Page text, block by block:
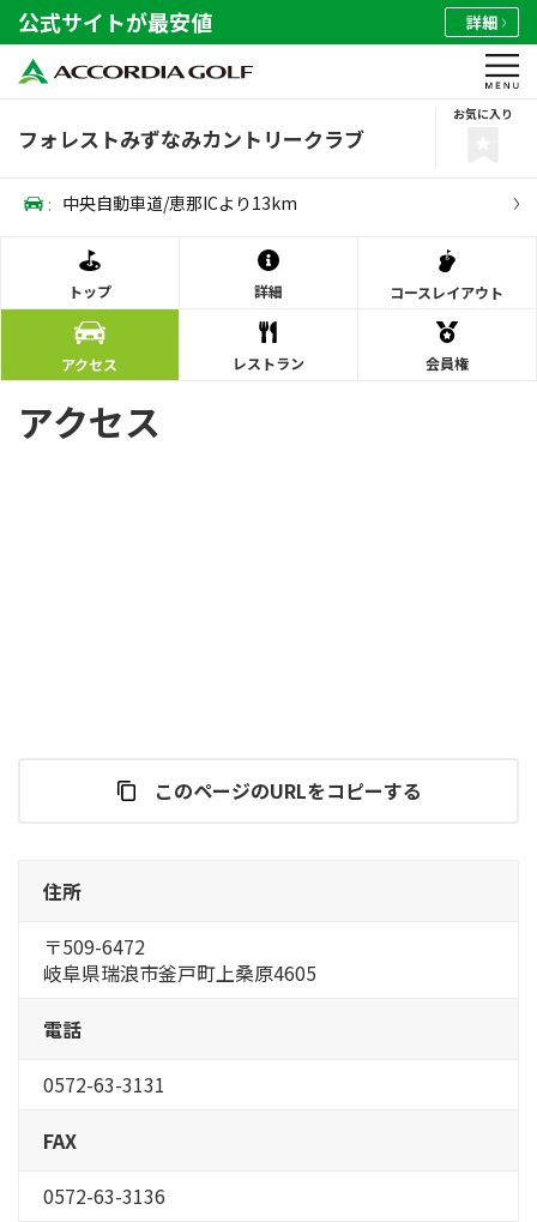
公式サイトが最安値 詳細
フォレストみずなみカントリークラブ
お気に入り
: 中央自動車道/恵那ICより13km
トップ 詳細 コースレイアウト
アクセス レストラン 会員権
アクセス
このページのURLをコピーする
住所
〒509-6472
岐阜県瑞浪市釜戸町上桑原4605
電話
0572-63-3131
FAX
0572-63-3136